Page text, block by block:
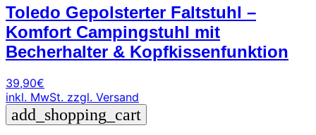
Toledo Gepolsterter Faltstuhl –
Komfort Campingstuhl mit
Becherhalter & Kopfkissenfunktion
39,90€
inkl. MwSt. zzgl. Versand
add_shopping_cart